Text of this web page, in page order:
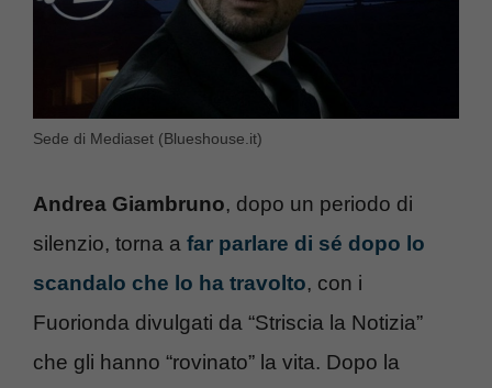
Sede di Mediaset (Blueshouse.it)
Andrea Giambruno, dopo un periodo di
silenzio, torna a far parlare di sé dopo lo
scandalo che lo ha travolto, con i
Fuorionda divulgati da “Striscia la Notizia”
che gli hanno “rovinato” la vita. Dopo la